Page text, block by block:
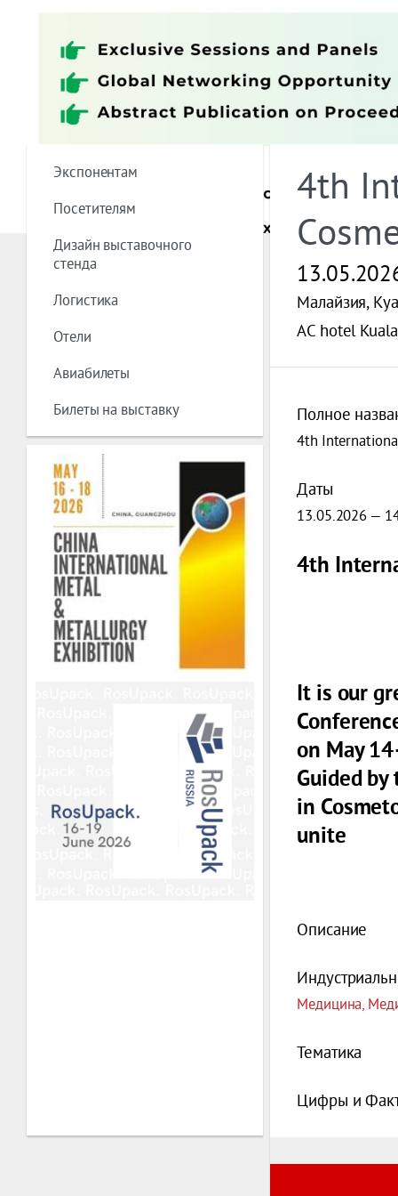
Экспонентам
Посетителям
Дизайн выставочного
стенда
Логистика
Отели
Авиабилеты
Билеты на выставку
4th
Малайзия,
AC hotel
Полное
4th
Даты
13.05.2026 —
4th
It is our
on May
Guided by
in
unite
Описание
Медицина,
Тематика
Цифры и